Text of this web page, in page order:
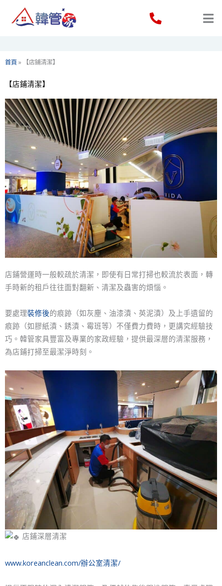
首頁» 【店鋪清潔】
【店鋪清潔】
店鋪營運時一般較疏於清潔，即使有日常打掃也較流於表面，轉
手時新的租戶往往面對翻新、清潔及蟲害的煩惱。
要處理裝修後的痕跡（如灰塵、油漆漬、英泥漬）及上手遺留的
痕跡（如膠紙漬、銹漬、霉班等）不僅費力費時，更講究經驗技
巧。韓管家具豐富及專業的家政經驗，提供最深層的清潔服務，
為店鋪打掃至最潔淨時刻。
店鋪深層清潔
www.koreanclean.com/辦公室清潔/